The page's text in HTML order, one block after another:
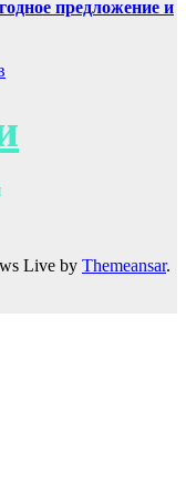
предложение и
Live by Themeansar.